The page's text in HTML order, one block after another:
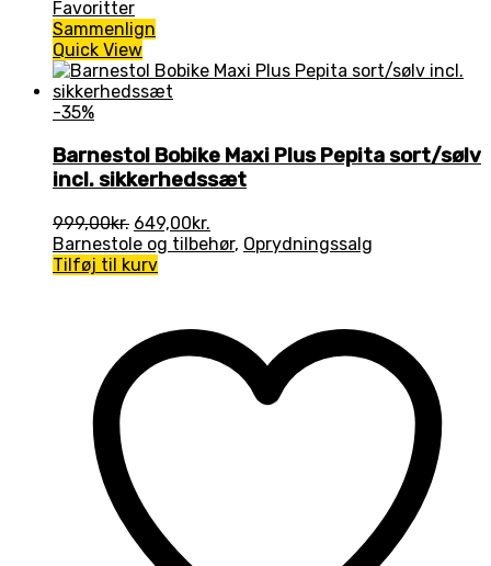
Favoritter
Sammenlign
Quick View
-35%
Barnestol Bobike Maxi Plus Pepita sort/sølv
incl. sikkerhedssæt
999,00kr. Den
oprindelige
pris
649,00kr.
aktuelle
Barnestole og tilbehør, Oprydningssalg
Tilføj til kurv